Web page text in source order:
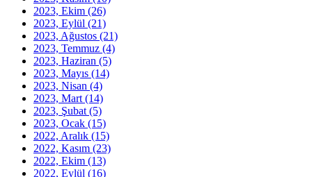
2023, Ekim (26)
2023, Eylül (21)
2023, Ağustos (21)
2023, Temmuz (4)
2023, Haziran (5)
2023, Mayıs (14)
2023, Nisan (4)
2023, Mart (14)
2023, Şubat (5)
2023, Ocak (15)
2022, Aralık (15)
2022, Kasım (23)
2022, Ekim (13)
2022, Eylül (16)